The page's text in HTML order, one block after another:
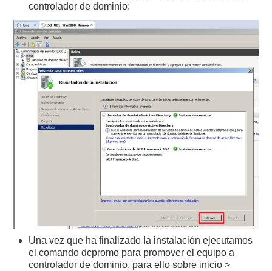
controlador de dominio:
Una vez que ha finalizado la instalación ejecutamos
el comando dcpromo para promover el equipo a
controlador de dominio, para ello sobre inicio >